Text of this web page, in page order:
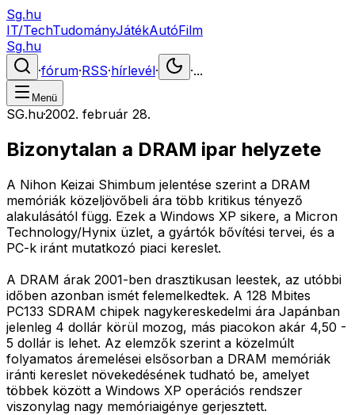
Sg.hu
IT/TechTudományJátékAutóFilm
Sg.hu
·fórum·RSS·hírlevél· ·...
Menü
SG.hu·2002. február 28.
Bizonytalan a DRAM ipar helyzete
A Nihon Keizai Shimbum jelentése szerint a DRAM
memóriák közeljövőbeli ára több kritikus tényező
alakulásától függ. Ezek a Windows XP sikere, a Micron
Technology/Hynix üzlet, a gyártók bővítési tervei, és a
PC-k iránt mutatkozó piaci kereslet.
A DRAM árak 2001-ben drasztikusan leestek, az utóbbi
időben azonban ismét felemelkedtek. A 128 Mbites
PC133 SDRAM chipek nagykereskedelmi ára Japánban
jelenleg 4 dollár körül mozog, más piacokon akár 4,50 -
5 dollár is lehet. Az elemzők szerint a közelmúlt
folyamatos áremelései elsősorban a DRAM memóriák
iránti kereslet növekedésének tudható be, amelyet
többek között a Windows XP operációs rendszer
viszonylag nagy memóriaigénye gerjesztett.